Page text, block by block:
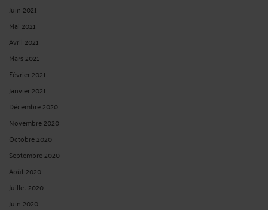
Juin 2021
Mai 2021
Avril 2021
Mars 2021
Février 2021
Janvier 2021
Décembre 2020
Novembre 2020
Octobre 2020
Septembre 2020
Août 2020
Juillet 2020
Juin 2020